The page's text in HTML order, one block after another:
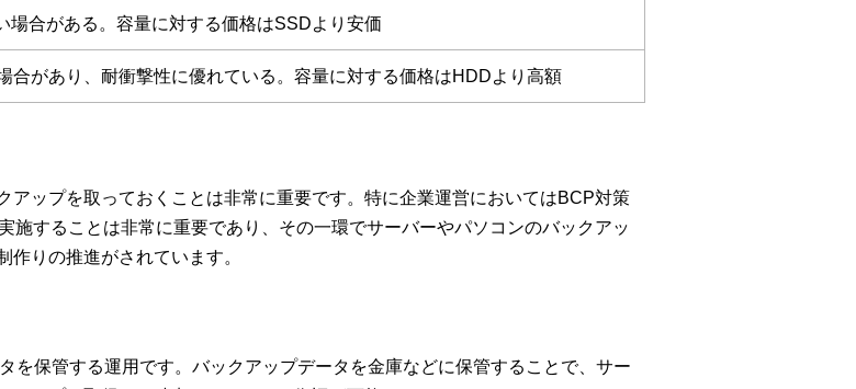
場合がある。容量に対する価格はSSDより安価
合があり、耐衝撃性に優れている。容量に対する価格はHDDより高額
アップを取っておくことは非常に重要です。特に企業運営においてはBCP対策
施することは非常に重要であり、その一環でサーバーやパソコンのバックアッ
りの推進がされています。
を保管する運用です。バックアップデータを金庫などに保管することで、サー